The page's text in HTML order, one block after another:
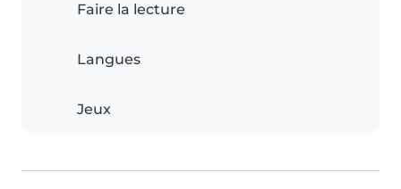
Faire la lecture
Langues
Jeux